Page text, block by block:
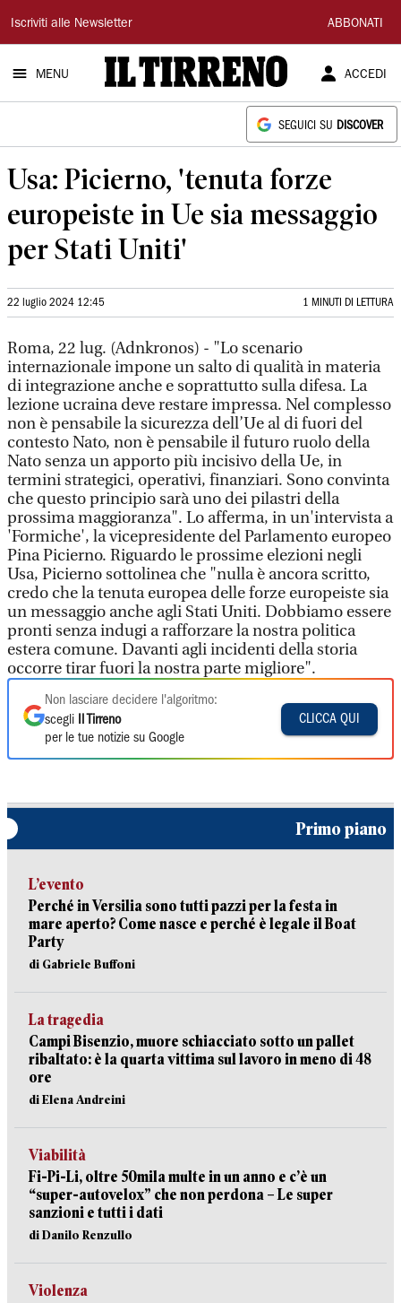
Il
Tirreno
Iscriviti alle Newsletter ABBONATI
MENU ACCEDI
SEGUICI SU DISCOVER
Usa: Picierno, 'tenuta forze
europeiste in Ue sia messaggio
per Stati Uniti'
22 luglio 2024 12:45 1 MINUTI DI LETTURA
Roma, 22 lug. (Adnkronos) - "Lo scenario
internazionale impone un salto di qualità in materia
di integrazione anche e soprattutto sulla difesa. La
lezione ucraina deve restare impressa. Nel complesso
non è pensabile la sicurezza dell’Ue al di fuori del
contesto Nato, non è pensabile il futuro ruolo della
Nato senza un apporto più incisivo della Ue, in
termini strategici, operativi, finanziari. Sono convinta
che questo principio sarà uno dei pilastri della
prossima maggioranza". Lo afferma, in un'intervista a
'Formiche', la vicepresidente del Parlamento europeo
Pina Picierno. Riguardo le prossime elezioni negli
Usa, Picierno sottolinea che "nulla è ancora scritto,
credo che la tenuta europea delle forze europeiste sia
un messaggio anche agli Stati Uniti. Dobbiamo essere
pronti senza indugi a rafforzare la nostra politica
estera comune. Davanti agli incidenti della storia
occorre tirar fuori la nostra parte migliore".
Non lasciare decidere l'algoritmo:
scegli
Il Tirreno
per le tue notizie su Google
CLICCA QUI
Primo piano
L’evento
Perché in Versilia sono tutti pazzi per la festa in
mare aperto? Come nasce e perché è legale il Boat
Party
di Gabriele Buffoni
La tragedia
Campi Bisenzio, muore schiacciato sotto un pallet
ribaltato: è la quarta vittima sul lavoro in meno di 48
ore
di Elena Andreini
Viabilità
Fi-Pi-Li, oltre 50mila multe in un anno e c’è un
“super-autovelox” che non perdona – Le super
sanzioni e tutti i dati
di Danilo Renzullo
Violenza